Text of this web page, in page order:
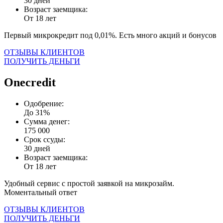
Возраст заемщика:
От 18 лет
Первый микрокредит под 0,01%. Есть много акций и бонусов
ОТЗЫВЫ КЛИЕНТОВ
ПОЛУЧИТЬ ДЕНЬГИ
Onecredit
Одобрение:
До 31%
Сумма денег:
175 000
Срок ссуды:
30 дней
Возраст заемщика:
От 18 лет
Удобный сервис с простой заявкой на микрозайм.
Моментальный ответ
ОТЗЫВЫ КЛИЕНТОВ
ПОЛУЧИТЬ ДЕНЬГИ